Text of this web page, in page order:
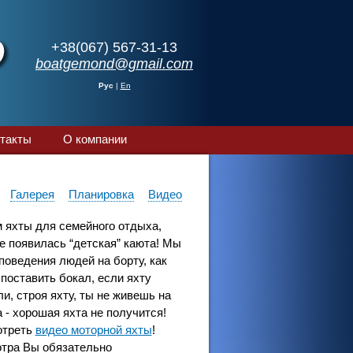
+38(067) 567-31-13
boatgemond@gmail.com
Рус | En
О компании
Галерея Планировка Видео
яхты для семейного отдыха,
“детская” каюта! Мы
людей на борту, как
бокал, если яхту
строя яхту, ты не живешь на
хорошая яхта не получится!
видео моторной яхты!
Вы обязательно